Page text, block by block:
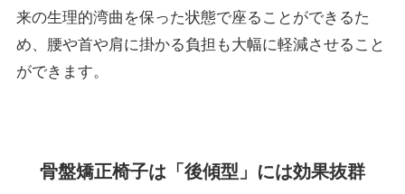
来の生理的湾曲を保った状態で座ることができるた
め、腰や首や肩に掛かる負担も大幅に軽減させること
ができます。
骨盤矯正椅子は「後傾型」には効果抜群